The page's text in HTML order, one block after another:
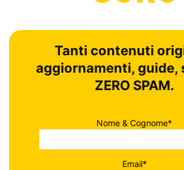
Tanti contenuti
aggiornamenti, guide,
ZERO SPAM.
Nome & Cognome*
Email*